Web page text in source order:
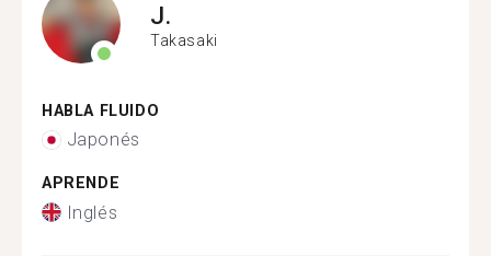
J.
Takasaki
HABLA FLUIDO
Japonés
APRENDE
Inglés